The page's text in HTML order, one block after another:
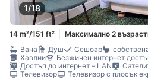
1/18
14 m²/151 ft² Максимално 2
Вана
Душ Сешоар
Хавлии
Безжичен интернет
Достъп до интернет – LAN
Телевизор
Телевизор с плосък